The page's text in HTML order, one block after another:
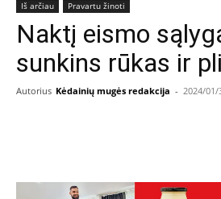
Iš arčiau Pravartu žinoti
Naktį eismo
sunkins rūkas ir
Autorius Kėdainių mugės redakcija - 2024/01/